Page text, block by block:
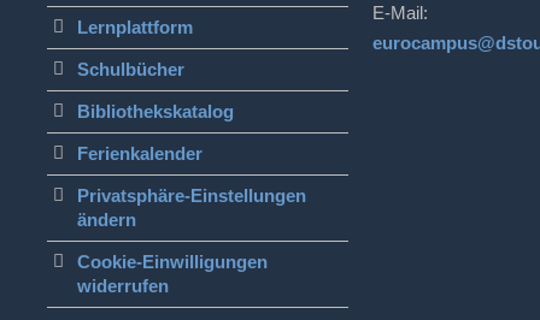
Lernplattform
Schulbücher
Bibliothekskatalog
Ferienkalender
Privatsphäre-Einstellungen
ändern
Cookie-Einwilligungen
widerrufen
E-Mail: